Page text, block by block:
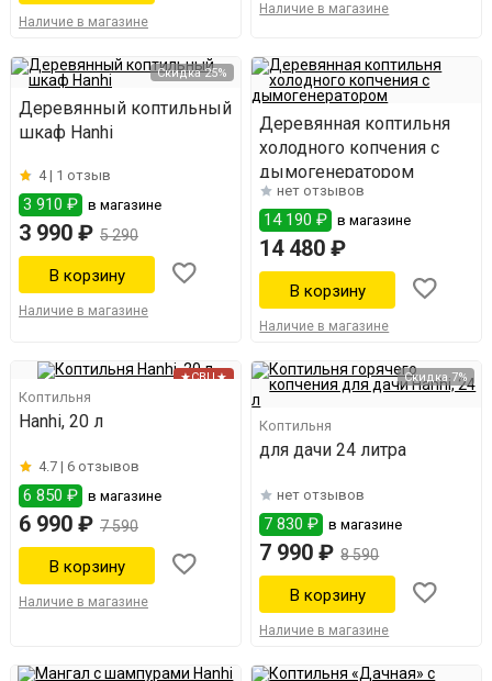
Наличие в магазине
Наличие в магазине
Скидка 25%
Деревянный коптильный
шкаф Hanhi
4 | 1 отзыв
3 910 ₽ в магазине
3 990 ₽ 5 290
Наличие в магазине
Деревянная коптильня
холодного копчения с
дымогенератором
нет отзывов
14 190 ₽ в магазине
14 480 ₽
Наличие в магазине
★СВЦ★
Коптильня
Hanhi, 20 л
4.7 | 6 отзывов
6 850 ₽ в магазине
6 990 ₽ 7 590
Наличие в магазине
Скидка 7%
Коптильня
для дачи 24 литра
нет отзывов
7 830 ₽ в магазине
7 990 ₽ 8 590
Наличие в магазине